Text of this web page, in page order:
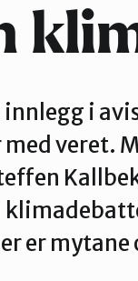
i
veret.
er mytane